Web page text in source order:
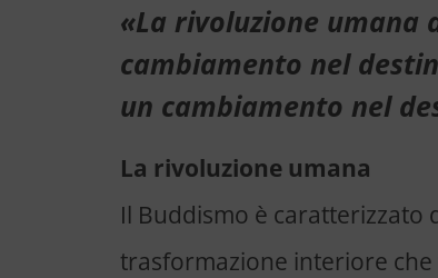
«La rivoluzione
cambiamento nel
un cambiamento nel
La rivoluzione umana
Il Buddismo è caratterizzato
trasformazione interiore